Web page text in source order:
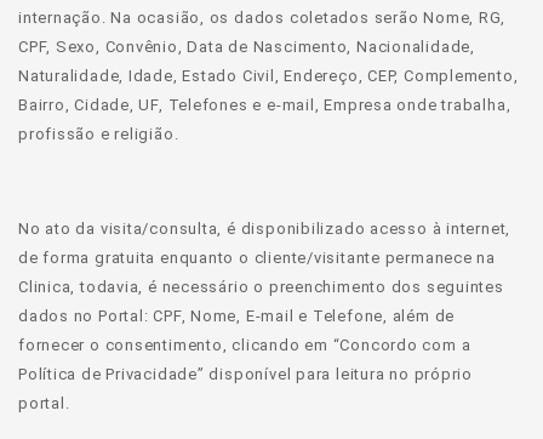
internação. Na ocasião, os dados coletados serão Nome, RG,
CPF, Sexo, Convênio, Data de Nascimento, Nacionalidade,
Naturalidade, Idade, Estado Civil, Endereço, CEP, Complemento,
Bairro, Cidade, UF, Telefones e e-mail, Empresa onde trabalha,
profissão e religião.
No ato da visita/consulta, é disponibilizado acesso à internet,
de forma gratuita enquanto o cliente/visitante permanece na
Clinica, todavia, é necessário o preenchimento dos seguintes
dados no Portal: CPF, Nome, E-mail e Telefone, além de
fornecer o consentimento, clicando em “Concordo com a
Política de Privacidade” disponível para leitura no próprio
portal.